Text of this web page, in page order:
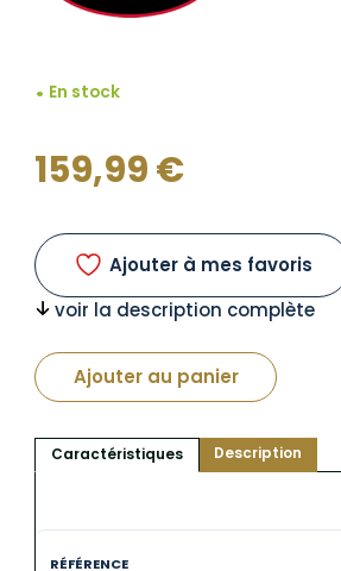
En stock
159,99€
Ajouter à mes favoris
voir la description complète
Ajouter au panier
Caractéristiques Description